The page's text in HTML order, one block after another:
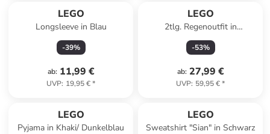
LEGO
Longsleeve in Blau
-39%
ab: 11,99 €
UVP: 19,95 €*
LEGO
2tlg. Regenoutfit in
Dunkelblau
-53%
ab: 27,99 €
UVP: 59,95 €*
LEGO
Pyjama in Khaki/ Dunkelblau
LEGO
Sweatshirt "Sian" in Schwarz